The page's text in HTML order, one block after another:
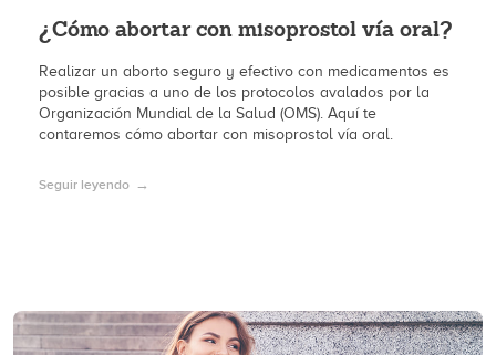
¿Cómo abortar con misoprostol vía oral?
Realizar un aborto seguro y efectivo con medicamentos es
posible gracias a uno de los protocolos avalados por la
Organización Mundial de la Salud (OMS). Aquí te
contaremos cómo abortar con misoprostol vía oral.
Seguir leyendo